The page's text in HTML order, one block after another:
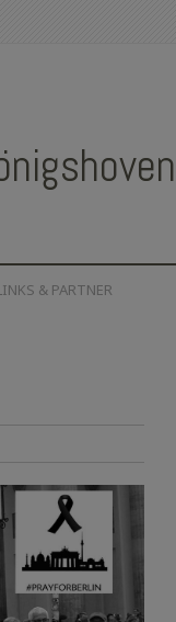
& PARTNER